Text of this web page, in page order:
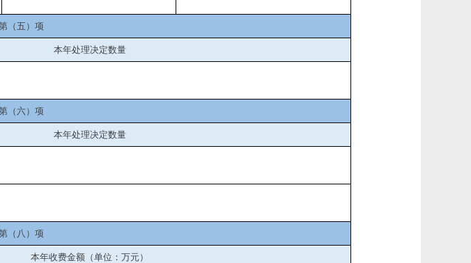
（五）项
本年处理决定数量
（六）项
本年处理决定数量
（八）项
本年收费金额（单位：万元）